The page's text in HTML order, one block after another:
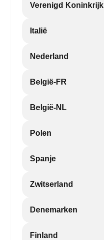
Verenigd Koninkrijk
Italië
Nederland
België-FR
België-NL
Polen
Spanje
Zwitserland
Denemarken
Finland